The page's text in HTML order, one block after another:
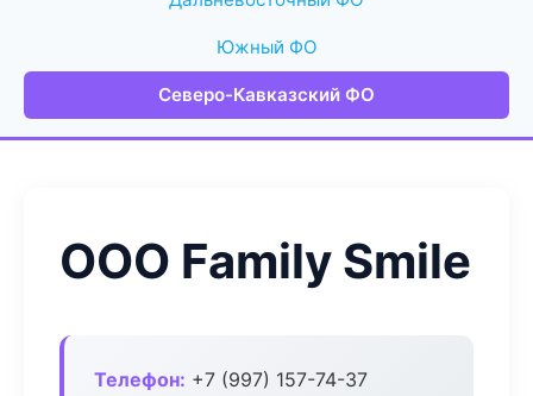
Южный ФО
Северо-Кавказский ФО
ООО Family Smile
Телефон: +7 (997) 157-74-37